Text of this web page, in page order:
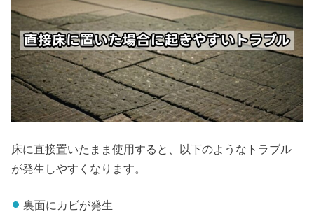
床に直接置いたまま使用すると、以下のようなトラブル
が発生しやすくなります。
裏面にカビが発生